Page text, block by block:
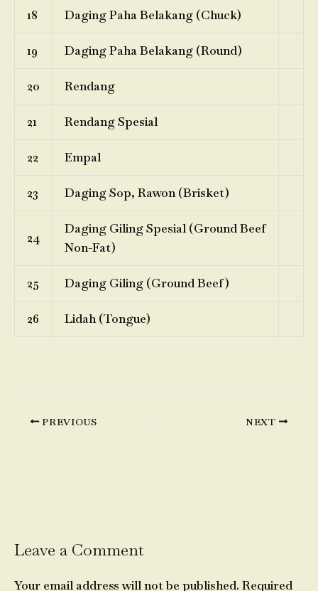
18 Daging Paha Belakang (Chuck)
19 Daging Paha Belakang (Round)
20 Rendang
21 Rendang Spesial
22 Empal
23 Daging Sop, Rawon (Brisket)
24
Daging Giling Spesial (Ground Beef
Non-Fat)
25 Daging Giling (Ground Beef)
26 Lidah (Tongue)
PREVIOUS NEXT
Leave a Comment
Your email address will not be published. Required